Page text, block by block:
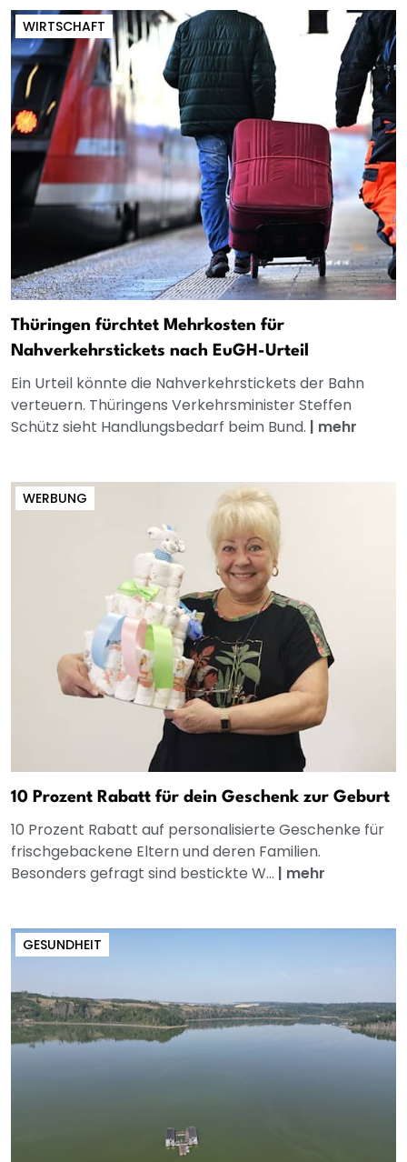
WIRTSCHAFT
Thüringen fürchtet Mehrkosten für
Nahverkehrstickets nach EuGH-Urteil
Ein Urteil könnte die Nahverkehrstickets der Bahn
verteuern. Thüringens Verkehrsminister Steffen
Schütz sieht Handlungsbedarf beim Bund. | mehr
WERBUNG
10 Prozent Rabatt für dein Geschenk zur Geburt
10 Prozent Rabatt auf personalisierte Geschenke für
frischgebackene Eltern und deren Familien.
Besonders gefragt sind bestickte W... | mehr
GESUNDHEIT